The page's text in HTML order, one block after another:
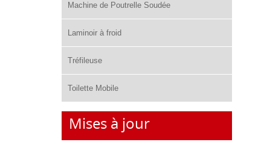
Machine de Poutrelle Soudée
Laminoir à froid
Tréfileuse
Toilette Mobile
Mises à jour